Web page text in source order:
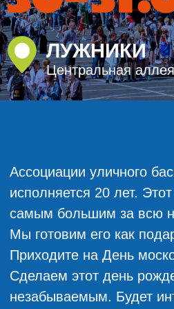
самым большим за всю нашу
Мы готовим его как подарок себе и
Приходите на День московского
Сделаем этот день рождения по-
незабываемым. Будет интересно
кто никогда не играл.
МАССОВЫЙ ТУРНИР
заявка на
игровых кортов
3×3